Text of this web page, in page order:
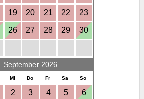
19 20 21 22 23
26 27 28 29 30
September 2026
Mi Do Fr Sa So
2 3 4 5 6